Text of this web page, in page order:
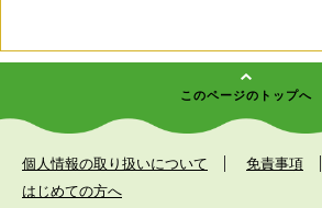
このページのトップへ
個人情報の取り扱いについて 免責事項
はじめての方へ